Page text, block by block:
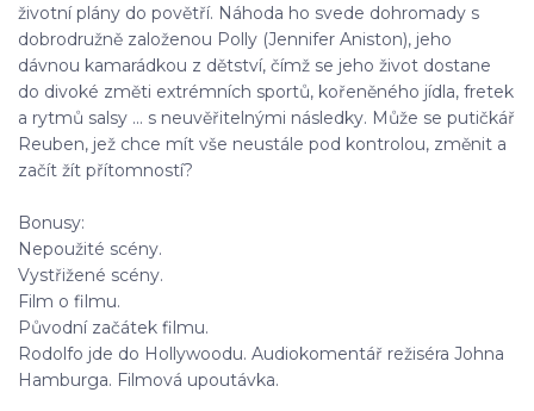
životní plány do povětří. Náhoda ho svede dohromady s
dobrodružně založenou Polly (Jennifer Aniston), jeho
dávnou kamarádkou z dětství, čímž se jeho život dostane
do divoké změti extrémních sportů, kořeněného jídla, fretek
a rytmů salsy ... s neuvěřitelnými následky. Může se putičkář
Reuben, jež chce mít vše neustále pod kontrolou, změnit a
začít žít přítomností?
Bonusy:
Nepoužité scény.
Vystřižené scény.
Film o filmu.
Původní začátek filmu.
Rodolfo jde do Hollywoodu. Audiokomentář režiséra Johna
Hamburga. Filmová upoutávka.